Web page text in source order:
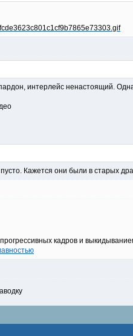
интерлейс ненастоящий.
Кажется они были в старых
кадров и